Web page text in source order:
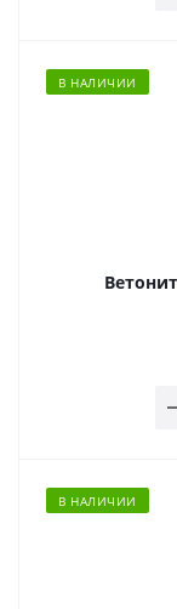
В НАЛИЧИИ
В НАЛИЧИИ